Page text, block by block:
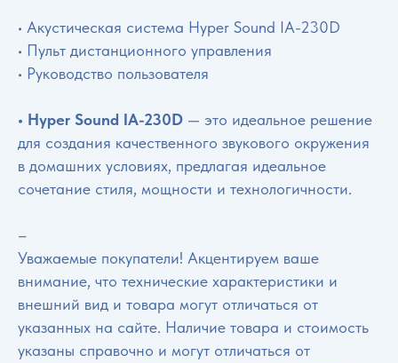
• Акустическая система Hyper Sound IA-230D
• Пульт дистанционного управления
• Руководство пользователя
• Hyper Sound IA-230D — это идеальное решение
для создания качественного звукового окружения
в домашних условиях, предлагая идеальное
сочетание стиля, мощности и технологичности.
–
Уважаемые покупатели! Акцентируем ваше
внимание, что технические характеристики и
внешний вид и товара могут отличаться от
указанных на сайте. Наличие товара и стоимость
указаны справочно и могут отличаться от